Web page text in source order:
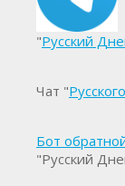
"Русский
Чат "
Бот
"Русский